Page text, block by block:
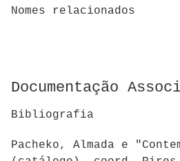
Nomes relacionados
Documentação
Bibliografia
Pacheko, Almada e